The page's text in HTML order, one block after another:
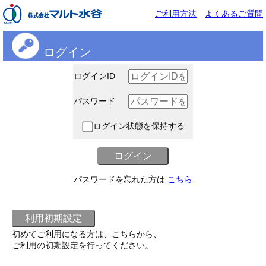
ご利用方法 よくあるご質問
ログイン
ログインID
パスワード
ログイン状態を保持する
パスワードを忘れた方は こちら
初めてご利用になる方は、こちらから、
ご利用の初期設定を行ってください。